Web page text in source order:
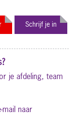
Schrijf je in
je afdeling, team
naar